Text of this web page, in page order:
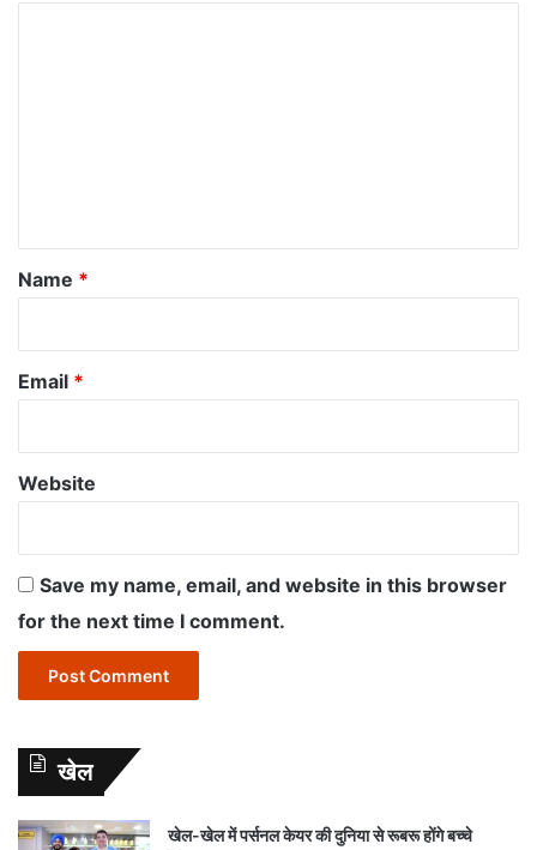
*
Name *
Email *
Website
Save my name, email, and website in this browser
for the next time I comment.
खेल
खेल-खेल में पर्सनल केयर की दुनिया से रूबरू होंगे बच्चे